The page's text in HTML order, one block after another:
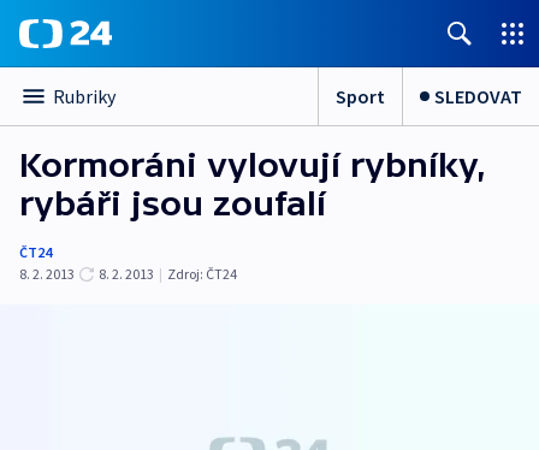
Rubriky Sport SLEDOVAT
Kormoráni vylovují rybníky,
rybáři jsou zoufalí
ČT24
8. 2. 2013
8. 2. 2013 | Zdroj: ČT24